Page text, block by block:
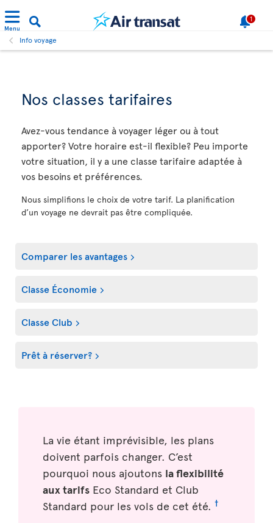
Menu
1
Info voyage
Nos classes tarifaires
Avez-vous tendance à voyager léger ou à tout
apporter? Votre horaire est-il flexible? Peu importe
votre situation, il y a une classe tarifaire adaptée à
vos besoins et préférences.
Nous simplifions le choix de votre tarif. La planification
d’un voyage ne devrait pas être compliquée.
Comparer les avantages
Classe Économie
Classe Club
Prêt à réserver?
La vie étant imprévisible, les plans
doivent parfois changer. C’est
pourquoi nous ajoutons la flexibilité
aux tarifs Eco Standard et Club
Standard pour les vols de cet été. †